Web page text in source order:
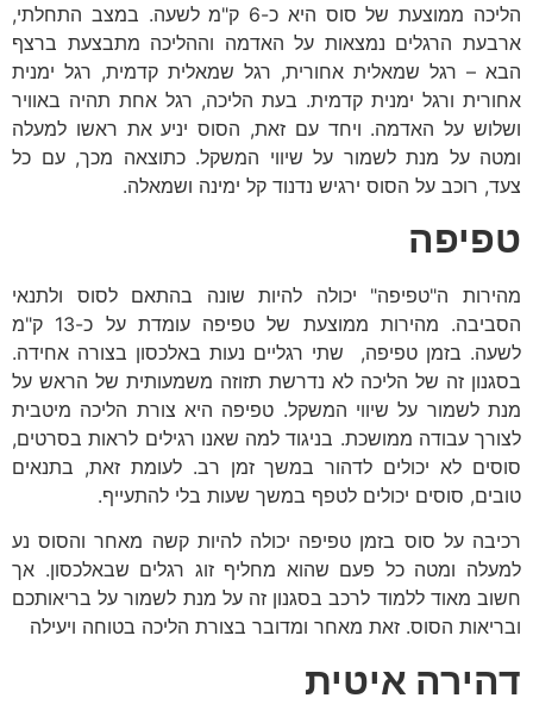
הליכה ממוצעת של סוס היא כ-6 ק"מ לשעה. במצב התחלתי,
ארבעת הרגלים נמצאות על האדמה וההליכה מתבצעת ברצף
הבא – רגל שמאלית אחורית, רגל שמאלית קדמית, רגל ימנית
אחורית ורגל ימנית קדמית. בעת הליכה, רגל אחת תהיה באוויר
ושלוש על האדמה. ויחד עם זאת, הסוס יניע את ראשו למעלה
ומטה על מנת לשמור על שיווי המשקל. כתוצאה מכך, עם כל
צעד, רוכב על הסוס ירגיש נדנוד קל ימינה ושמאלה.
טפיפה
מהירות ה"טפיפה" יכולה להיות שונה בהתאם לסוס ולתנאי
הסביבה. מהירות ממוצעת של טפיפה עומדת על כ-13 ק"מ
לשעה. בזמן טפיפה, שתי רגליים נעות באלכסון בצורה אחידה.
בסגנון זה של הליכה לא נדרשת תזוזה משמעותית של הראש על
מנת לשמור על שיווי המשקל. טפיפה היא צורת הליכה מיטבית
לצורך עבודה ממושכת. בניגוד למה שאנו רגילים לראות בסרטים,
סוסים לא יכולים לדהור במשך זמן רב. לעומת זאת, בתנאים
טובים, סוסים יכולים לטפף במשך שעות בלי להתעייף.
רכיבה על סוס בזמן טפיפה יכולה להיות קשה מאחר והסוס נע
למעלה ומטה כל פעם שהוא מחליף זוג רגלים שבאלכסון. אך
חשוב מאוד ללמוד לרכב בסגנון זה על מנת לשמור על בריאותכם
ובריאות הסוס. זאת מאחר ומדובר בצורת הליכה בטוחה ויעילה
דהירה איטית